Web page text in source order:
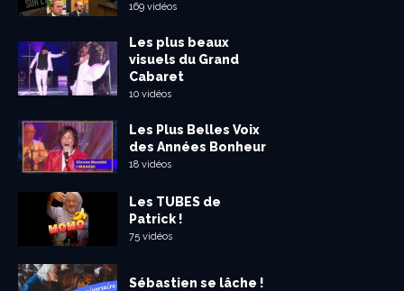
169 vidéos
Les plus beaux
visuels du Grand
Cabaret
10 vidéos
Les Plus Belles Voix
des Années Bonheur
18 vidéos
Les TUBES de
Patrick !
75 vidéos
Sébastien se lâche !